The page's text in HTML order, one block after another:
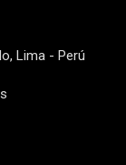
Lima - Perú